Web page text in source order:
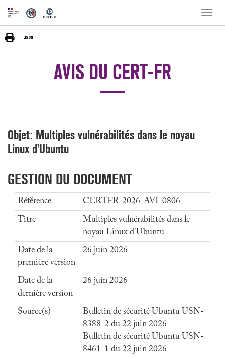
Toggle
AVIS DU CERT-FR
Objet: Multiples vulnérabilités dans le noyau
Linux d'Ubuntu
GESTION DU DOCUMENT
Référence
CERTFR-2026-AVI-0806
Titre
Multiples vulnérabilités dans le
noyau Linux d'Ubuntu
Date de la
première version
26 juin 2026
Date de la
dernière version
26 juin 2026
Source(s)
Bulletin de sécurité Ubuntu USN-
8388-2 du 22 juin 2026
Bulletin de sécurité Ubuntu USN-
8461-1 du 22 juin 2026